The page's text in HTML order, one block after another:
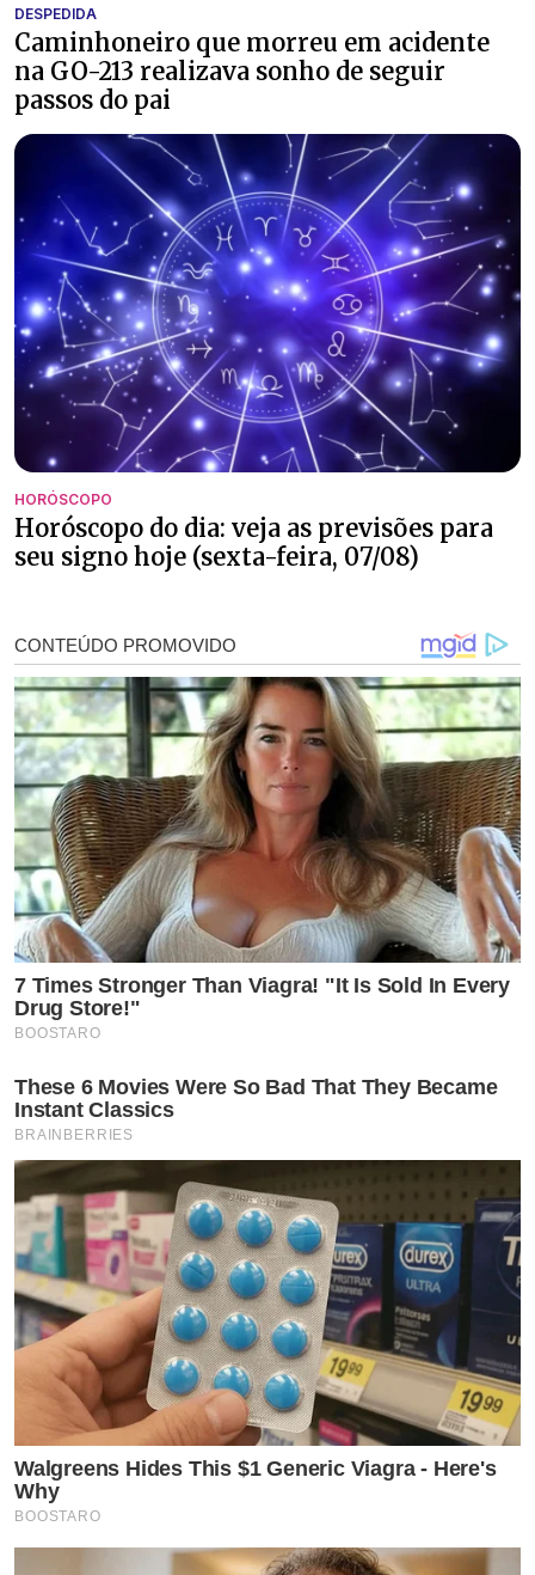
DESPEDIDA
Caminhoneiro que morreu em acidente
na GO-213 realizava sonho de seguir
passos do pai
HORÓSCOPO
Horóscopo do dia: veja as previsões para
seu signo hoje (sexta-feira, 07/08)